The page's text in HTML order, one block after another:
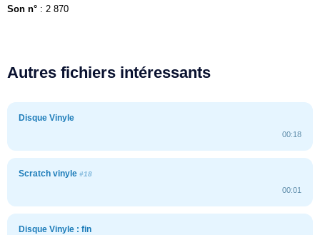
Son n° : 2 870
Autres fichiers intéressants
Disque Vinyle
00:18
Scratch vinyle #18
00:01
Disque Vinyle : fin